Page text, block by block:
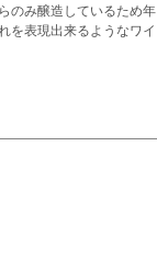
のみ醸造しているため年
を表現出来るようなワイ